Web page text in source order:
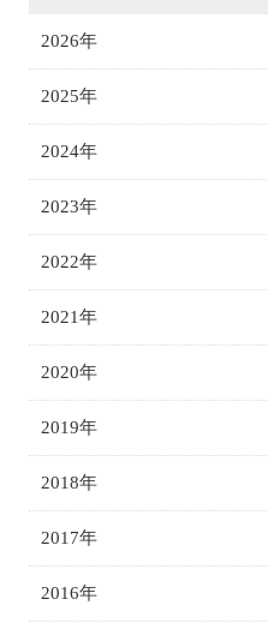
2026年
2025年
2024年
2023年
2022年
2021年
2020年
2019年
2018年
2017年
2016年